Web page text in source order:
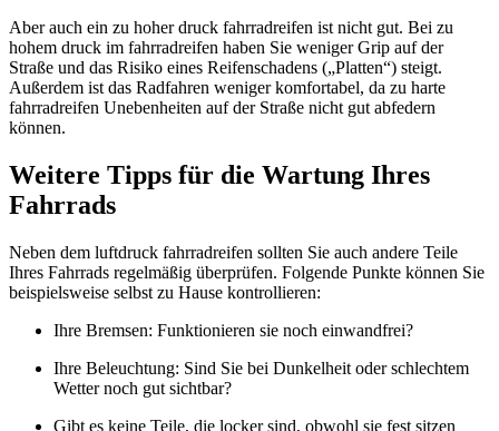
Aber auch ein zu hoher druck fahrradreifen ist nicht gut. Bei zu
hohem druck im fahrradreifen haben Sie weniger Grip auf der
Straße und das Risiko eines Reifenschadens („Platten“) steigt.
Außerdem ist das Radfahren weniger komfortabel, da zu harte
fahrradreifen Unebenheiten auf der Straße nicht gut abfedern
können.
Weitere Tipps für die Wartung Ihres
Fahrrads
Neben dem luftdruck fahrradreifen sollten Sie auch andere Teile
Ihres Fahrrads regelmäßig überprüfen. Folgende Punkte können Sie
beispielsweise selbst zu Hause kontrollieren:
Ihre Bremsen: Funktionieren sie noch einwandfrei?
Ihre Beleuchtung: Sind Sie bei Dunkelheit oder schlechtem
Wetter noch gut sichtbar?
Gibt es keine Teile, die locker sind, obwohl sie fest sitzen